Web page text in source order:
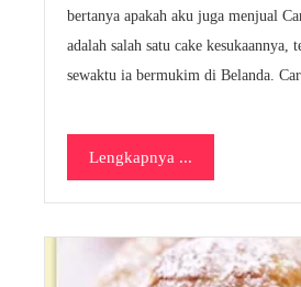
bertanya apakah aku juga menjual
adalah salah satu cake kesukaannya,
sewaktu ia bermukim di Belanda.
Lengkapnya ...